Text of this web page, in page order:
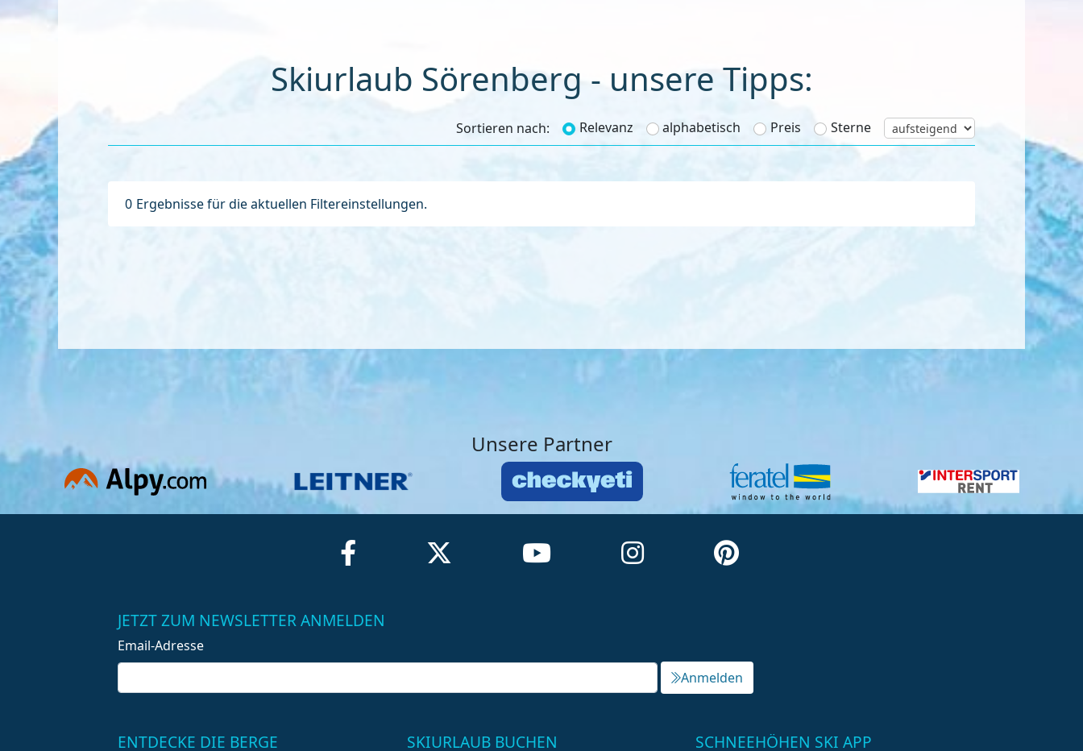
Skiurlaub Sörenberg - unsere Tipps:
Sortieren nach: Relevanz alphabetisch Preis Sterne
0 Ergebnisse für die aktuellen Filtereinstellungen.
Unsere Partner
JETZT ZUM NEWSLETTER ANMELDEN
Email-Adresse
Anmelden
ENTDECKE DIE BERGE SKIURLAUB BUCHEN SCHNEEHÖHEN SKI APP